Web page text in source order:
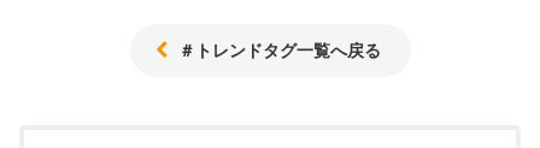
＃トレンドタグ一覧へ戻る